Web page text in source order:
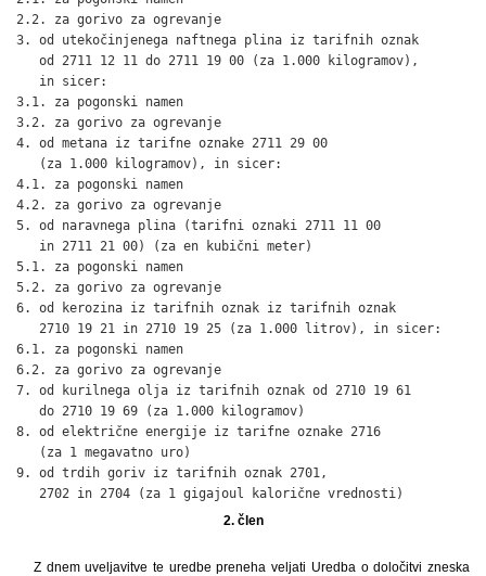
2.2. za gorivo za ogrevanje
3. od utekočinjenega naftnega plina iz tarifnih oznak
   od 2711 12 11 do 2711 19 00 (za 1.000 kilogramov),
   in sicer:
3.1. za pogonski namen
3.2. za gorivo za ogrevanje
4. od metana iz tarifne oznake 2711 29 00
   (za 1.000 kilogramov), in sicer:
4.1. za pogonski namen
4.2. za gorivo za ogrevanje
5. od naravnega plina (tarifni oznaki 2711 11 00
   in 2711 21 00) (za en kubični meter)
5.1. za pogonski namen
5.2. za gorivo za ogrevanje
6. od kerozina iz tarifnih oznak iz tarifnih oznak
   2710 19 21 in 2710 19 25 (za 1.000 litrov), in sicer:
6.1. za pogonski namen
6.2. za gorivo za ogrevanje
7. od kurilnega olja iz tarifnih oznak od 2710 19 61
do 2710 19 69 (za 1.000 kilogramov)
8. od električne energije iz tarifne oznake 2716
(za 1 megavatno uro)
9. od trdih goriv iz tarifnih oznak 2701,
2702 in 2704 (za 1 gigajoul kalorične vrednosti)
2. člen
Z dnem uveljavitve te uredbe preneha veljati Uredba o določitvi zneska